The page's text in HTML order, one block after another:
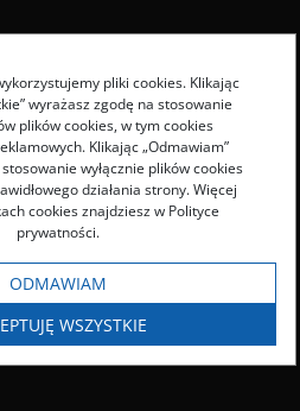
pliki cookies. Klikając
wyrażasz zgodę na stosowanie
plików cookies, w tym cookies
Klikając „Odmawiam”
wyłącznie plików cookies
działania strony. Więcej
cookies znajdziesz w Polityce
prywatności.
ODMAWIAM
WSZYSTKIE